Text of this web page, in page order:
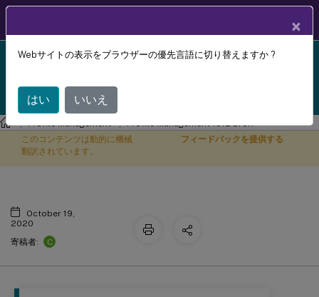
Profile Management 1912 LTSR reached end-of-life
to a newer version of Profile Management.
Profile Management Profile Management 1912 LTSR
このコンテンツは動的に機械
翻訳されています。
フィードバックを提供する
ダウンロードに含まれるファイル
October 19,
2020
寄稿者:
C
×
Webサイトの表示をブラウザーの優先言語に切り替えますか ?
はい いいえ